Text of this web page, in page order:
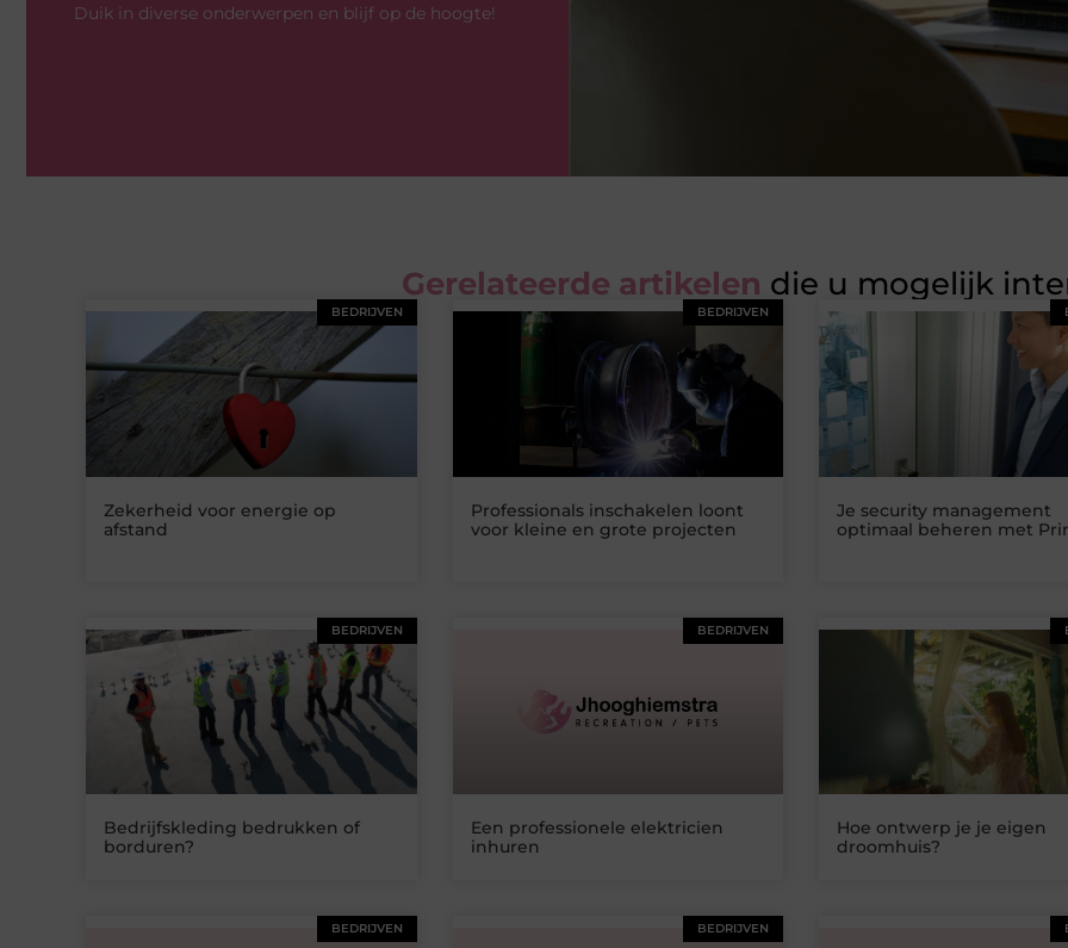
Duik in diverse onderwerpen en blijf op de hoogte!
Gerelateerde artikelen die u mogelijk
BEDRIJVEN
Zekerheid voor energie op
afstand
BEDRIJVEN
Professionals inschakelen loont
voor kleine en grote projecten
Je security management
optimaal beheren met
BEDRIJVEN
Bedrijfskleding bedrukken of
borduren?
BEDRIJVEN
Een professionele elektricien
inhuren
Hoe ontwerp je je eigen
droomhuis?
BEDRIJVEN BEDRIJVEN